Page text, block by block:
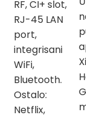
RF, CI+ slot,
RJ-45 LAN
port,
integrisani
WiFi,
Bluetooth.
Ostalo:
Netflix,